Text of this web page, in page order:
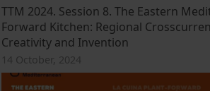
TTM 2024. Session 8. The Eastern
Forward Kitchen: Regional
Creativity and Invention
14 October, 2024